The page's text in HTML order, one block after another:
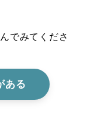
でみてくださ
ある